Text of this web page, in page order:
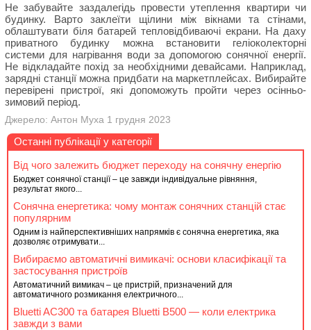
Не забувайте заздалегідь провести утеплення квартири чи
будинку. Варто заклеїти щілини між вікнами та стінами,
облаштувати біля батарей тепловідбиваючі екрани. На даху
приватного будинку можна встановити геліоколекторні
системи для нагрівання води за допомогою сонячної енергії.
Не відкладайте похід за необхідними девайсами. Наприклад,
зарядні станції можна придбати на маркетплейсах. Вибирайте
перевірені пристрої, які допоможуть пройти через осінньо-
зимовий період.
Джерело: Антон Муха 1 грудня 2023
Останні публікації у категорії
Від чого залежить бюджет переходу на сонячну енергію
Бюджет сонячної станції – це завжди індивідуальне рівняння,
результат якого...
Сонячна енергетика: чому монтаж сонячних станцій стає
популярним
Одним із найперспективніших напрямків є сонячна енергетика, яка
дозволяє отримувати...
Вибираємо автоматичні вимикачі: основи класифікації та
застосування пристроїв
Автоматичний вимикач – це пристрій, призначений для
автоматичного розмикання електричного...
Bluetti AC300 та батарея Bluetti B500 — коли електрика
завжди з вами